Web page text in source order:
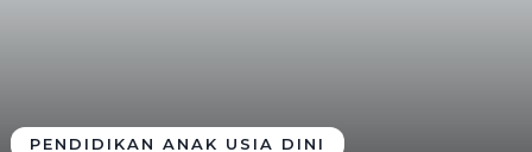
PENDIDIKAN ANAK USIA DINI